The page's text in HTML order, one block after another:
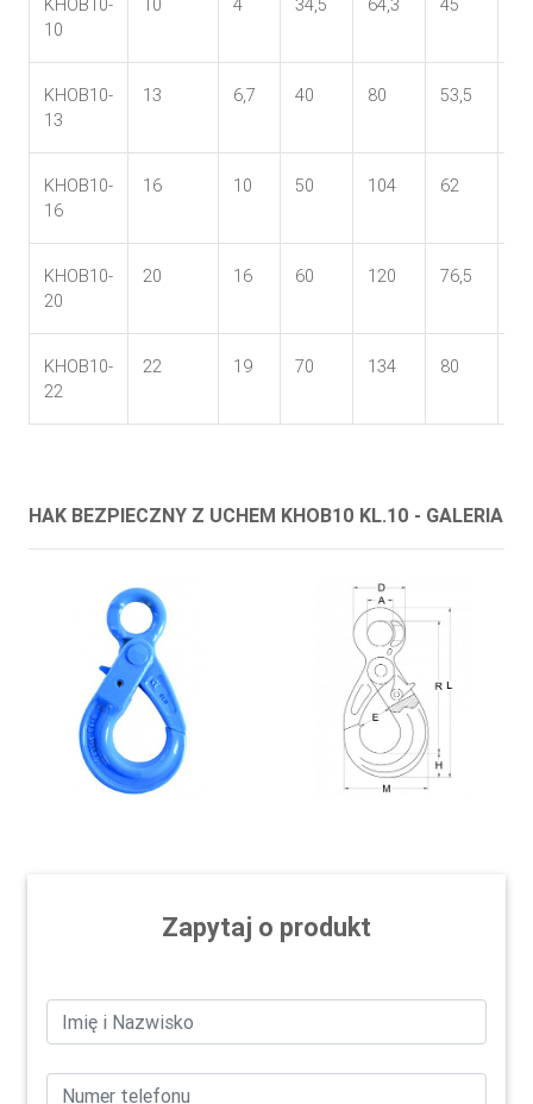
KHOB10-
10
10 4 34,5 64,3 45
KHOB10-
13
13 6,7 40 80 53,5
KHOB10-
16
16 10 50 104 62
KHOB10-
20
20 16 60 120 76,5
KHOB10-
22
22 19 70 134 80
HAK BEZPIECZNY Z UCHEM KHOB10 KL.10 - GALERIA
Zapytaj o produkt